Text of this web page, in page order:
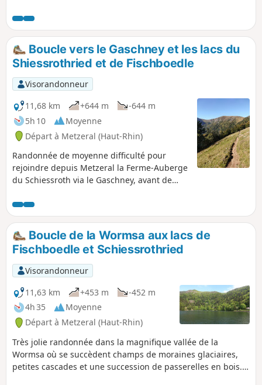
Niedermorschwihr. Elle est à conseiller particulièrement en
automne lorsque le vignoble s'enflamme
Boucle vers le Gaschney et les lacs du
Shiessrothried et de Fischboedle
Visorandonneur
11,68 km
+644 m
-644 m
5h 10
Moyenne
Départ à Metzeral (Haut-Rhin)
Randonnée de moyenne difficulté pour
rejoindre depuis Metzeral la Ferme-Auberge
du Schiessroth via le Gaschney, avant de
Schiessrothried et de Fischboedle. Dans ce
sens, cela évite une très raide montée
depuis ces lacs vers la ferme auberge du
Schiessroth.
Boucle de la Wormsa aux lacs de
Fischboedle et Schiessrothried
Visorandonneur
11,63 km
+453 m
-452 m
4h 35
Moyenne
Départ à Metzeral (Haut-Rhin)
Très jolie randonnée dans la magnifique vallée de la
Wormsa où se succèdent champs de moraines glaciaires,
petites cascades et une succession de passerelles en bois.